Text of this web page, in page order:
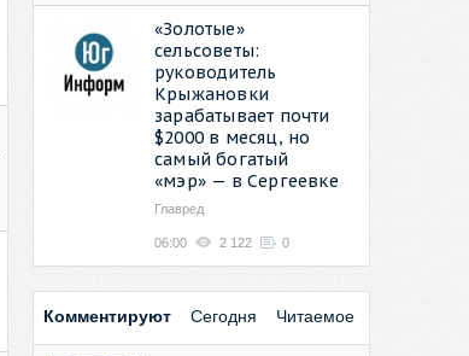
«Золотые»
сельсоветы:
руководитель
Крыжановки
зарабатывает почти
$2000 в месяц, но
самый богатый
«мэр» — в Сергеевке
Главред
06:00 2 122 0
Комментируют Сегодня Читаемое